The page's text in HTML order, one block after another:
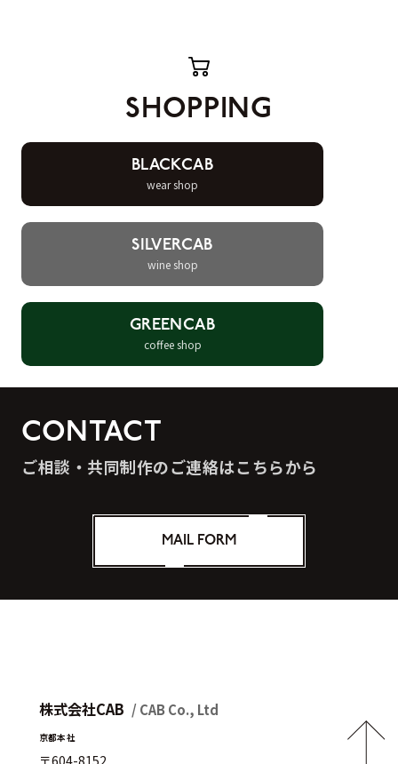
SHOPPING
BLACKCAB
wear shop
SILVERCAB
wine shop
GREENCAB
coffee shop
CONTACT
ご相談・共同制作のご連絡はこちらから
MAIL FORM
株式会社CAB / CAB Co., Ltd
京都本社
〒604-8152